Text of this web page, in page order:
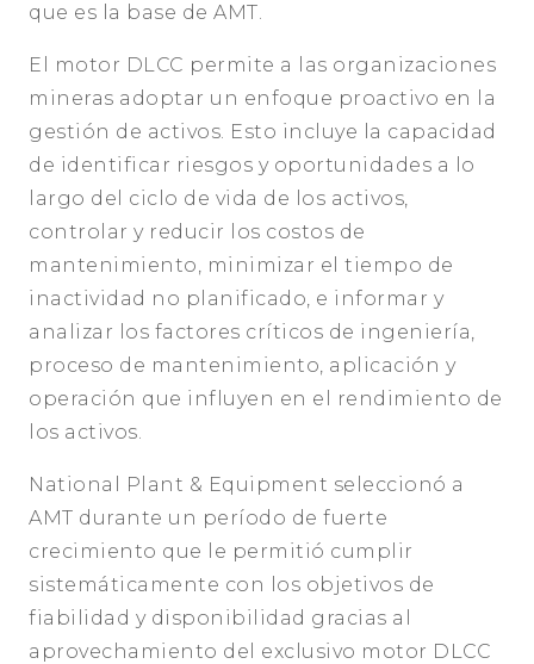
que es la base de AMT.
El motor DLCC permite a las organizaciones
mineras adoptar un enfoque proactivo en la
gestión de activos. Esto incluye la capacidad
de identificar riesgos y oportunidades a lo
largo del ciclo de vida de los activos,
controlar y reducir los costos de
mantenimiento, minimizar el tiempo de
inactividad no planificado, e informar y
analizar los factores críticos de ingeniería,
proceso de mantenimiento, aplicación y
operación que influyen en el rendimiento de
los activos.
National Plant & Equipment seleccionó a
AMT durante un período de fuerte
crecimiento que le permitió cumplir
sistemáticamente con los objetivos de
fiabilidad y disponibilidad gracias al
aprovechamiento del exclusivo motor DLCC